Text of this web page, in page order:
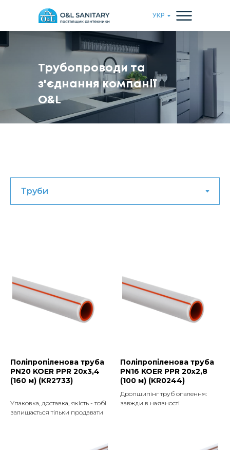
УКР
Трубопроводи та
з'єднання компанії
O&L
Поліпропіленова труба
PN20 KOER PPR 20x3,4
(160 м) (KR2733)
Упаковка, доставка, якість - тобі
залишається тільки продавати
Поліпропіленова труба
PN16 KOER PPR 20x2,8
(100 м) (KR0244)
Дропшипінг труб опалення:
завжди в наявності